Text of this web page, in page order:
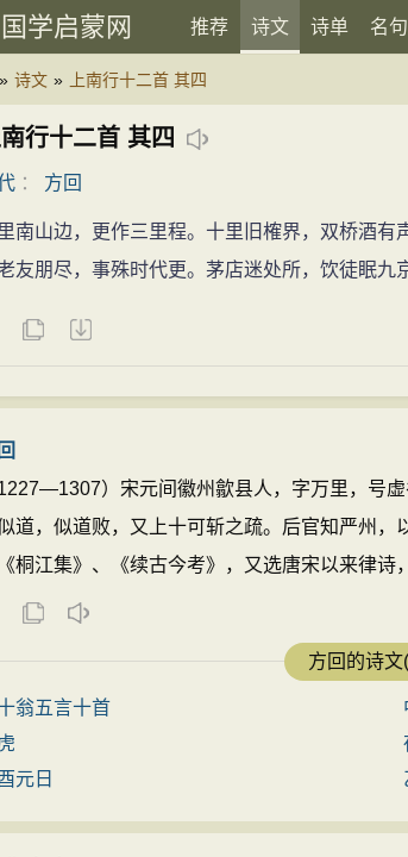
国学启蒙网 推荐 诗文 诗单 名句
» 诗文 » 上南行十二首 其四
行十二首 其四
： 方回
南山边，更作三里程。十里旧榷界，双桥酒有
友朋尽，事殊时代更。茅店迷处所，饮徒眠九
1227—1307）宋元间徽州歙县人，字万里，号
道，似道败，又上十可斩之疏。后官知严州，
桐江集》、《续古今考》，又选唐宋以来律诗
方回的诗文
翁五言十首
元日